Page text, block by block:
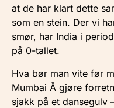
at de har klart dette
som en stein. Der vi
smør, har India i
på 0-tallet.
Hva bør man vite før
Mumbai Å gjøre
sjakk på et dansegulv